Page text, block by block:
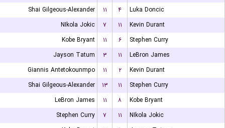
Shai Gilgeous-Alexander
۱۱ ۴
Luka Doncic
NIkola Jokic
۷ ۱۱
Kevin Durant
Kobe Bryant
۱۱ ۶
Stephen Curry
Jayson Tatum
۳ ۱۱
LeBron James
Giannis Antetokounmpo
۱۱ ۲
Kevin Durant
Shai Gilgeous-Alexander
۱۳ ۱۱
Stephen Curry
LeBron James
۱۱ ۸
Kobe Bryant
Stephen Curry
۷ ۱۱
NIkola Jokic